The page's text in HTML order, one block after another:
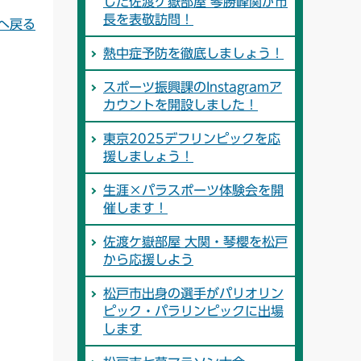
戻る
長を表敬訪問！
熱中症予防を徹底しましょう！
スポーツ振興課のInstagramア
カウントを開設しました！
東京2025デフリンピックを応
援しましょう！
生涯×パラスポーツ体験会を開
催します！
佐渡ケ嶽部屋 大関・琴櫻を松戸
から応援しよう
松戸市出身の選手がパリオリン
ピック・パラリンピックに出場
します